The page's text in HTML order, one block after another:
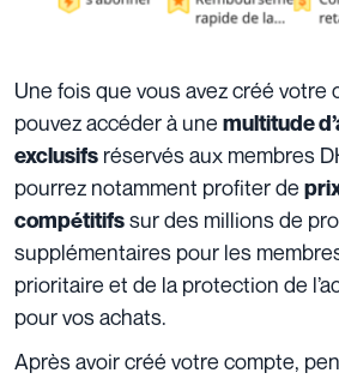
Une fois que vous avez créé votre
pouvez accéder à une multitude
exclusifs réservés aux membres
pourrez notamment profiter de
compétitifssur des millions de
supplémentaires pour les
prioritaire et de la protection de
pour vos achats.
Après avoir créé votre compte,